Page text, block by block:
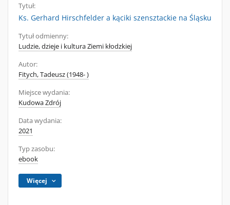
Tytuł:
Ks. Gerhard Hirschfelder a kąciki szensztackie na Śląsku
Tytuł odmienny:
Ludzie, dzieje i kultura Ziemi kłodzkiej
Autor:
Fitych, Tadeusz (1948- )
Miejsce wydania:
Kudowa Zdrój
Data wydania:
2021
Typ zasobu:
ebook
Więcej